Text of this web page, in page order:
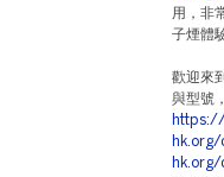
用，非
子煙體
歡迎來
與型號
https://